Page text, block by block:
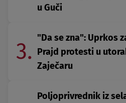
u Guči
3.
"Da se zna": Uprkos
Prajd protesti u
Zaječaru
Poljoprivrednik iz